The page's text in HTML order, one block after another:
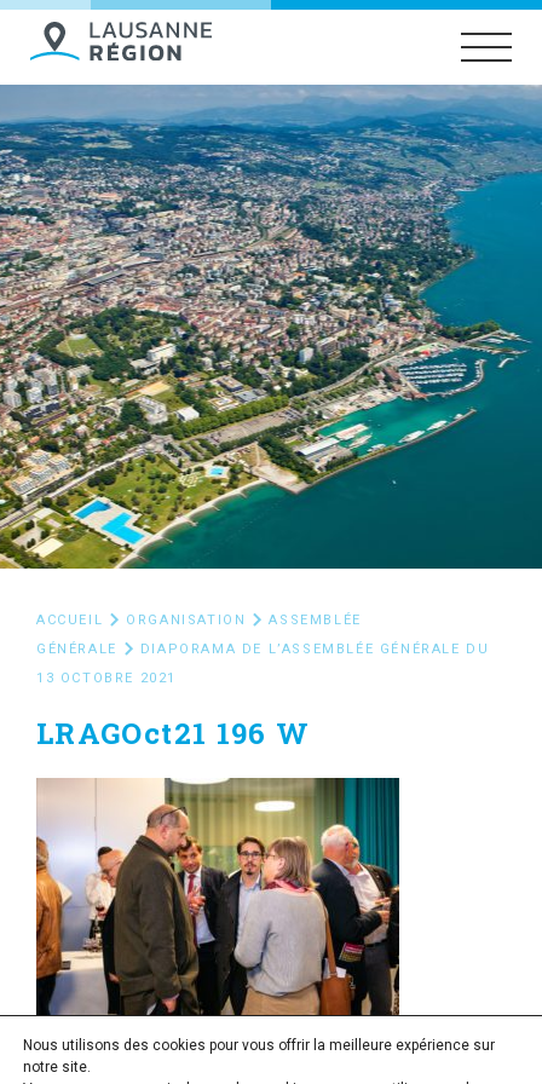
ACCUEIL ORGANISATION
ASSEMBLÉE
GÉNÉRALE
DIAPORAMA DE L’ASSEMBLÉE GÉNÉRALE DU
13 OCTOBRE 2021
LRAGOct21 196 W
Nous utilisons des cookies pour vous offrir la meilleure expérience sur
notre site.